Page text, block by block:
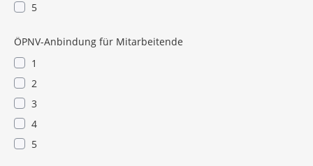
5
ÖPNV-Anbindung für Mitarbeitende
1
2
3
4
5